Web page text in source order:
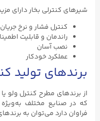
شیرهای کنترلی بخار دارای
کنترل فشار و نرخ
راندمان و قابلیت
نصب آسان
عملکرد خودکار
برندهای تولید
از برندهای مطرح کنترل ولو
که در صنایع مختلف
فراوان دارد می‌توان به